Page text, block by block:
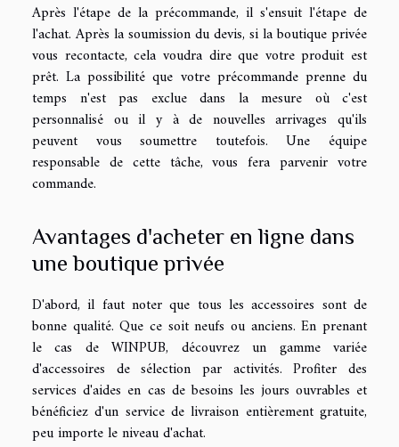
Après l'étape de la précommande, il s'ensuit l'étape de
l'achat. Après la soumission du devis, si la boutique privée
vous recontacte, cela voudra dire que votre produit est
prêt. La possibilité que votre précommande prenne du
temps n'est pas exclue dans la mesure où c'est
personnalisé ou il y à de nouvelles arrivages qu'ils
peuvent vous soumettre toutefois. Une équipe
responsable de cette tâche, vous fera parvenir votre
commande.
Avantages d'acheter en ligne dans
une boutique privée
D'abord, il faut noter que tous les accessoires sont de
bonne qualité. Que ce soit neufs ou anciens. En prenant
le cas de WINPUB, découvrez un gamme variée
d'accessoires de sélection par activités. Profiter des
services d'aides en cas de besoins les jours ouvrables et
bénéficiez d'un service de livraison entièrement gratuite,
peu importe le niveau d'achat.